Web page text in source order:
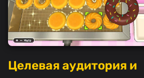
Целевая аудитория и